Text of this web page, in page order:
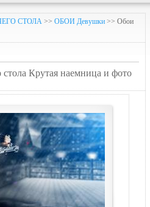
СТОЛА >> ОБОИ Девушки >> Обои
стола Крутая наемница и фото